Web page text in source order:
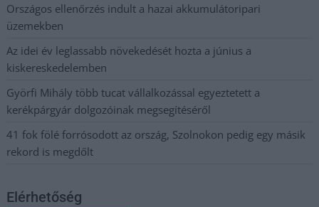
Országos ellenőrzés indult a hazai akkumulátoripari
üzemekben
Az idei év leglassabb növekedését hozta a június a
kiskereskedelemben
Györfi Mihály több tucat vállalkozással egyeztetett a
kerékpárgyár dolgozóinak megsegítéséről
41 fok fölé forrósodott az ország, Szolnokon pedig egy másik
rekord is megdőlt
Elérhetőség